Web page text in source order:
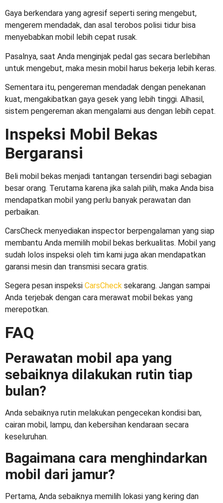
Gaya berkendara yang agresif seperti sering mengebut,
mengerem mendadak, dan asal terobos polisi tidur bisa
menyebabkan mobil lebih cepat rusak.
Pasalnya, saat Anda menginjak pedal gas secara berlebihan
untuk mengebut, maka mesin mobil harus bekerja lebih keras.
Sementara itu, pengereman mendadak dengan penekanan
kuat, mengakibatkan gaya gesek yang lebih tinggi. Alhasil,
sistem pengereman akan mengalami aus dengan lebih cepat.
Inspeksi Mobil Bekas
Bergaransi
Beli mobil bekas menjadi tantangan tersendiri bagi sebagian
besar orang. Terutama karena jika salah pilih, maka Anda bisa
mendapatkan mobil yang perlu banyak perawatan dan
perbaikan.
CarsCheck menyediakan inspector berpengalaman yang siap
membantu Anda memilih mobil bekas berkualitas. Mobil yang
sudah lolos inspeksi oleh tim kami juga akan mendapatkan
garansi mesin dan transmisi secara gratis.
Segera pesan inspeksi CarsCheck sekarang. Jangan sampai
Anda terjebak dengan cara merawat mobil bekas yang
merepotkan.
FAQ
Perawatan mobil apa yang
sebaiknya dilakukan rutin tiap
bulan?
Anda sebaiknya rutin melakukan pengecekan kondisi ban,
cairan mobil, lampu, dan kebersihan kendaraan secara
keseluruhan.
Bagaimana cara menghindarkan
mobil dari jamur?
Pertama, Anda sebaiknya memilih lokasi yang kering dan